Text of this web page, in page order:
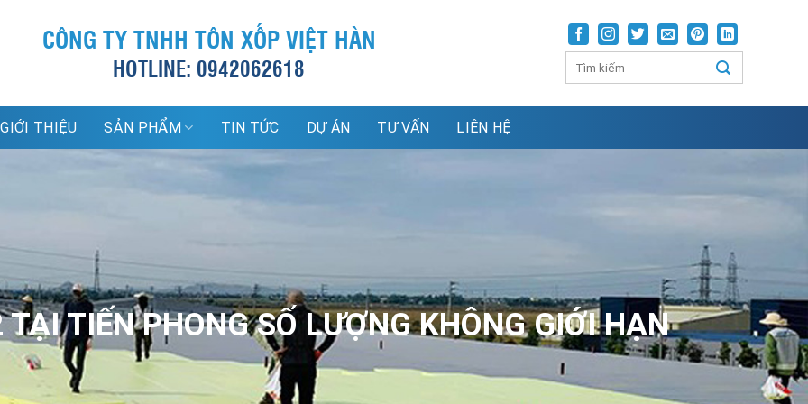
CÔNG TY TNHH TÔN XỐP VIỆT HÀN
HOTLINE: 0942062618
GIỚI THIỆU SẢN PHẨM TIN TỨC DỰ ÁN TƯ VẤN LIÊN HỆ
TIẾN PHONG SỐ LƯỢNG KHÔNG GIỚI HẠN